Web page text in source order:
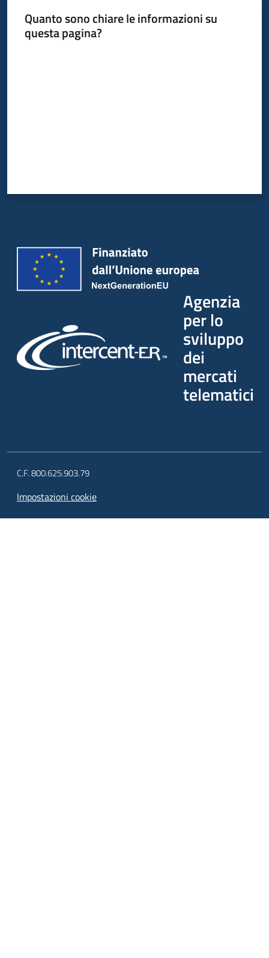
Quanto sono chiare le informazioni su
questa pagina?
Agenzia
per lo
sviluppo
dei
mercati
telematici
C.F. 800.625.903.79
Impostazioni cookie